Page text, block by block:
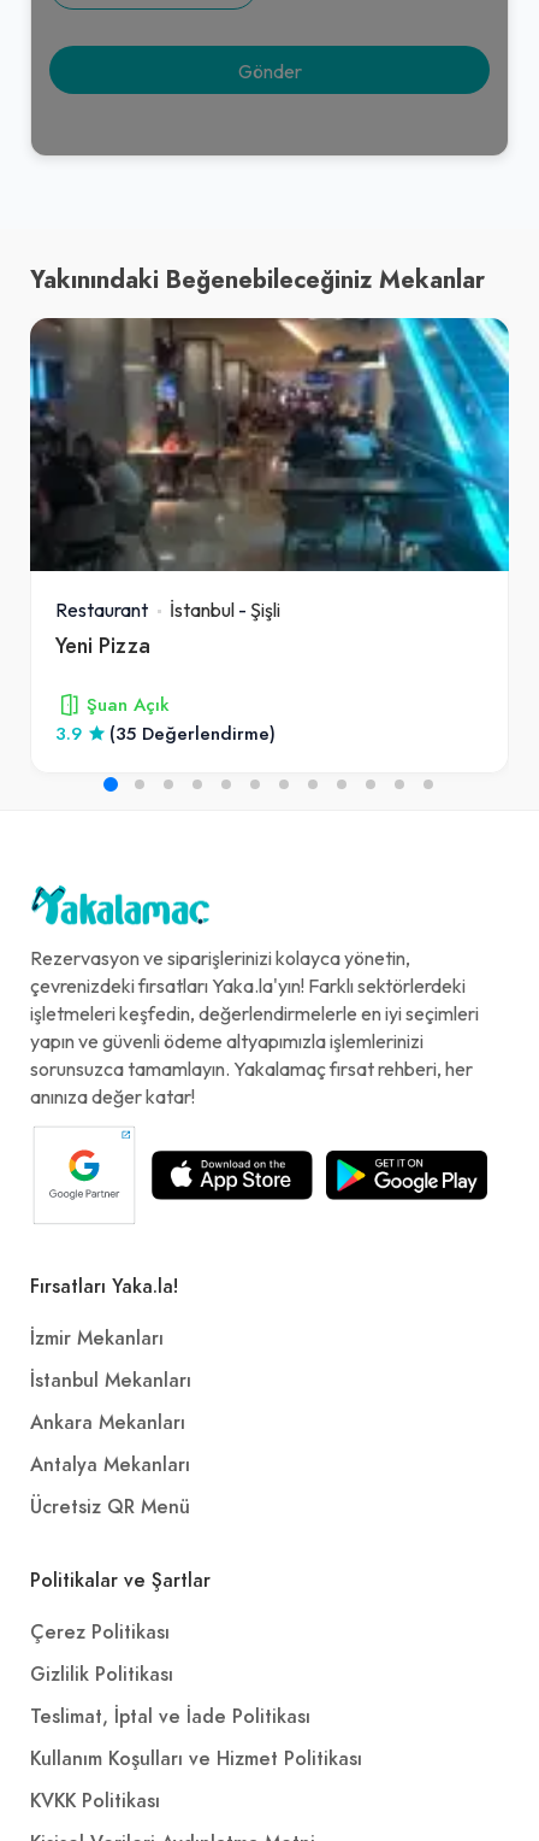
Yakınındaki Beğenebileceğiniz Mekanlar
Restaurant İstanbul - Şişli
Yeni Pizza
Şuan Açık
3.9
(35 Değerlendirme)
Rezervasyon ve siparişlerinizi kolayca yönetin,
çevrenizdeki fırsatları Yaka.la'yın! Farklı sektörlerdeki
işletmeleri keşfedin, değerlendirmelerle en iyi seçimleri
yapın ve güvenli ödeme altyapımızla işlemlerinizi
sorunsuzca tamamlayın. Yakalamaç fırsat rehberi, her
anınıza değer katar!
Fırsatları Yaka.la!
İzmir Mekanları
İstanbul Mekanları
Ankara Mekanları
Antalya Mekanları
Ücretsiz QR Menü
Politikalar ve Şartlar
Çerez Politikası
Gizlilik Politikası
Teslimat, İptal ve İade Politikası
Kullanım Koşulları ve Hizmet Politikası
KVKK Politikası